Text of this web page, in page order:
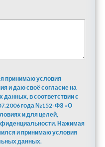
принимаю условия
и даю своё согласие на
данных, в соответствии с
года №152-ФЗ «О
и для целей,
Нажимая
и принимаю условия
данных.